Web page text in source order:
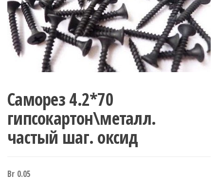
Саморез 4.2*70
гипсокартон\металл.
частый шаг. оксид
Br 0.05